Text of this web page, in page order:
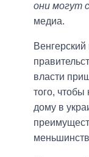
они могут
медиа.
власти
того, чтобы
дому в